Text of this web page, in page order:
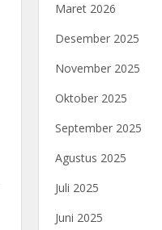
Maret 2026
Desember 2025
November 2025
Oktober 2025
September 2025
Agustus 2025
Juli 2025
Juni 2025